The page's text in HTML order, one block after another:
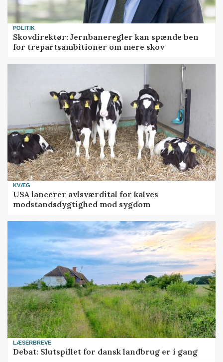
POLITIK
Skovdirektør: Jernbaneregler kan spænde ben
for trepartsambitioner om mere skov
KVÆG
USA lancerer avlsværdital for kalves
modstandsdygtighed mod sygdom
LÆSERBREVE
Debat: Slutspillet for dansk landbrug er i gang